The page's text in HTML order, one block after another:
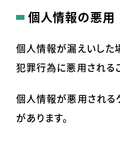
個人情報の悪用
個人情報が漏えいした
犯罪行為に悪用される
個人情報が悪用される
があります。